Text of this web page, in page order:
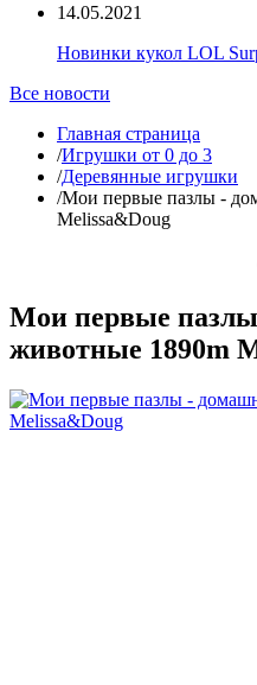
14.05.2021
Новинки кукол LOL
Все новости
Главная страница
/Игрушки от 0 до 3
/Деревянные игрушки
/Мои первые пазлы -
Melissa&Doug
Мои первые
животные 1890m